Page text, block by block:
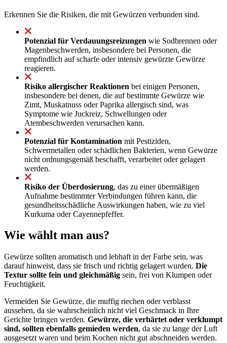
Erkennen Sie die Risiken, die mit Gewürzen verbunden sind.
Potenzial für Verdauungsreizungen wie Sodbrennen oder
Magenbeschwerden, insbesondere bei Personen, die
empfindlich auf scharfe oder intensiv gewürzte Gewürze
reagieren.
Risiko allergischer Reaktionen bei einigen Personen,
insbesondere bei denen, die auf bestimmte Gewürze wie
Zimt, Muskatnuss oder Paprika allergisch sind, was
Symptome wie Juckreiz, Schwellungen oder
Atembeschwerden verursachen kann.
Potenzial für Kontamination mit Pestiziden,
Schwermetallen oder schädlichen Bakterien, wenn Gewürze
nicht ordnungsgemäß beschafft, verarbeitet oder gelagert
werden.
Risiko der Überdosierung, das zu einer übermäßigen
Aufnahme bestimmter Verbindungen führen kann, die
gesundheitsschädliche Auswirkungen haben, wie zu viel
Kurkuma oder Cayennepfeffer.
Wie wählt man aus?
Gewürze sollten aromatisch und lebhaft in der Farbe sein, was
darauf hinweist, dass sie frisch und richtig gelagert wurden. Die
Textur sollte fein und gleichmäßig sein, frei von Klumpen oder
Feuchtigkeit.
Vermeiden Sie Gewürze, die muffig riechen oder verblasst
aussehen, da sie wahrscheinlich nicht viel Geschmack in Ihre
Gerichte bringen werden. Gewürze, die verhärtet oder verklumpt
sind, sollten ebenfalls gemieden werden, da sie zu lange der Luft
ausgesetzt waren und beim Kochen nicht gut abschneiden werden.